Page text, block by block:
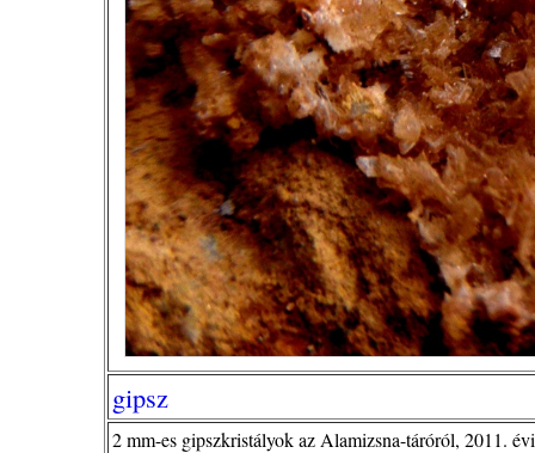
gipsz
2 mm-es gipszkristályok az Alamizsna-táróról, 2011.